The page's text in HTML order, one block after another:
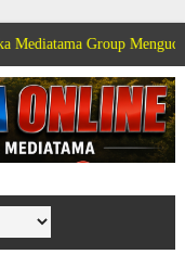
Mengucapkan